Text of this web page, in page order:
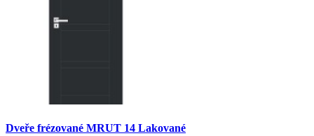
Dveře frézované MRUT 14 Lakované